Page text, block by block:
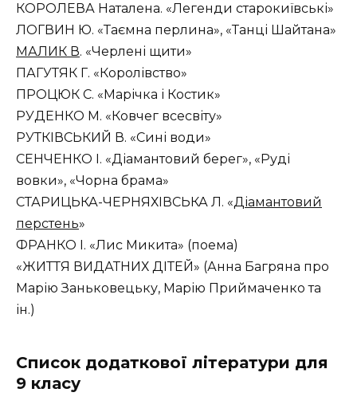
КОРОЛЕВА Наталена. «Легенди старокиївські»
ЛОГВИН Ю. «Таємна перлина», «Танці Шайтана»
МАЛИК В. «Черлені щити»
ПАГУТЯК Г. «Королівство»
ПРОЦЮК С. «Марічка і Костик»
РУДЕНКО М. «Ковчег всесвіту»
РУТКІВСЬКИЙ В. «Сині води»
СЕНЧЕНКО І. «Діамантовий берег», «Руді
вовки», «Чорна брама»
СТАРИЦЬКА-ЧЕРНЯХІВСЬКА Л. «Діамантовий
перстень»
ФРАНКО І. «Лис Микита» (поема)
«ЖИТТЯ ВИДАТНИХ ДІТЕЙ» (Анна Багряна про
Марію Заньковецьку, Марію Приймаченко та
ін.)
Список додаткової літератури для
9 класу